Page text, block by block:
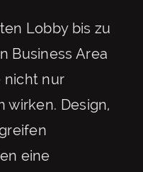
Lobby bis zu
Business Area
nicht nur
wirken. Design,
eine